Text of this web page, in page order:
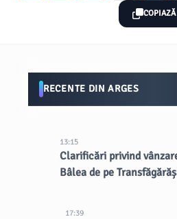
COPIAZĂ
RECENTE DIN ARGES
13:15
Clarificări privind
Bâlea de pe
17:39